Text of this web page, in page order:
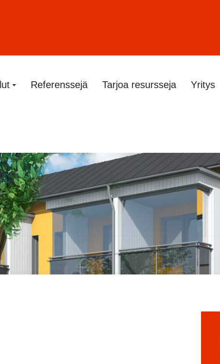
Referenssejä Tarjoa resursseja Yritys